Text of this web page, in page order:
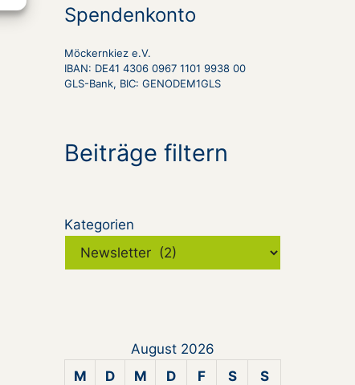
Spendenkonto
Möckernkiez e.V.
IBAN: DE41 4306 0967 1101 9938 00
GLS-Bank, BIC: GENODEM1GLS
Beiträge filtern
Kategorien
August 2026
M
D M D F S S